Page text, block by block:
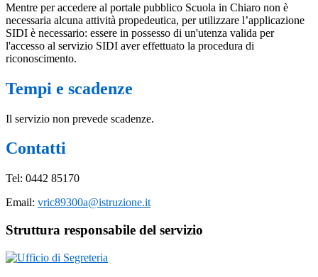
Mentre per accedere al portale pubblico Scuola in Chiaro non è
necessaria alcuna attività propedeutica, per utilizzare l’applicazione
SIDI è necessario: essere in possesso di un'utenza valida per
l'accesso al servizio SIDI aver effettuato la procedura di
riconoscimento.
Tempi e scadenze
Il servizio non prevede scadenze.
Contatti
Tel: 0442 85170
Email: vric89300a@istruzione.it
Struttura responsabile del servizio